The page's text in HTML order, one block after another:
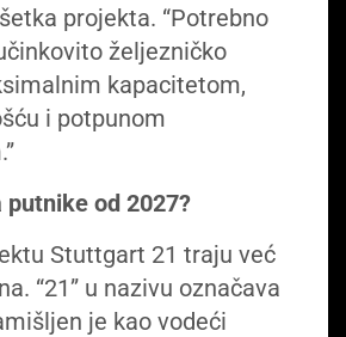
projekta. “Potrebno
željezničko
kapacitetom,
i potpunom
putnike od 2027?
Stuttgart 21 traju već
“21” u nazivu označava
je kao vodeći